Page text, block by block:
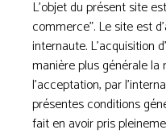
L’objet du présent site
commerce”. Le site est
internaute. L’acquisition
manière plus générale
l’acceptation, par
présentes conditions
fait en avoir pris